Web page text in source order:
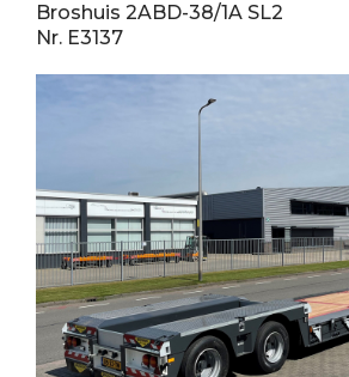
Broshuis 2ABD-38/1A SL2
Nr. E3137